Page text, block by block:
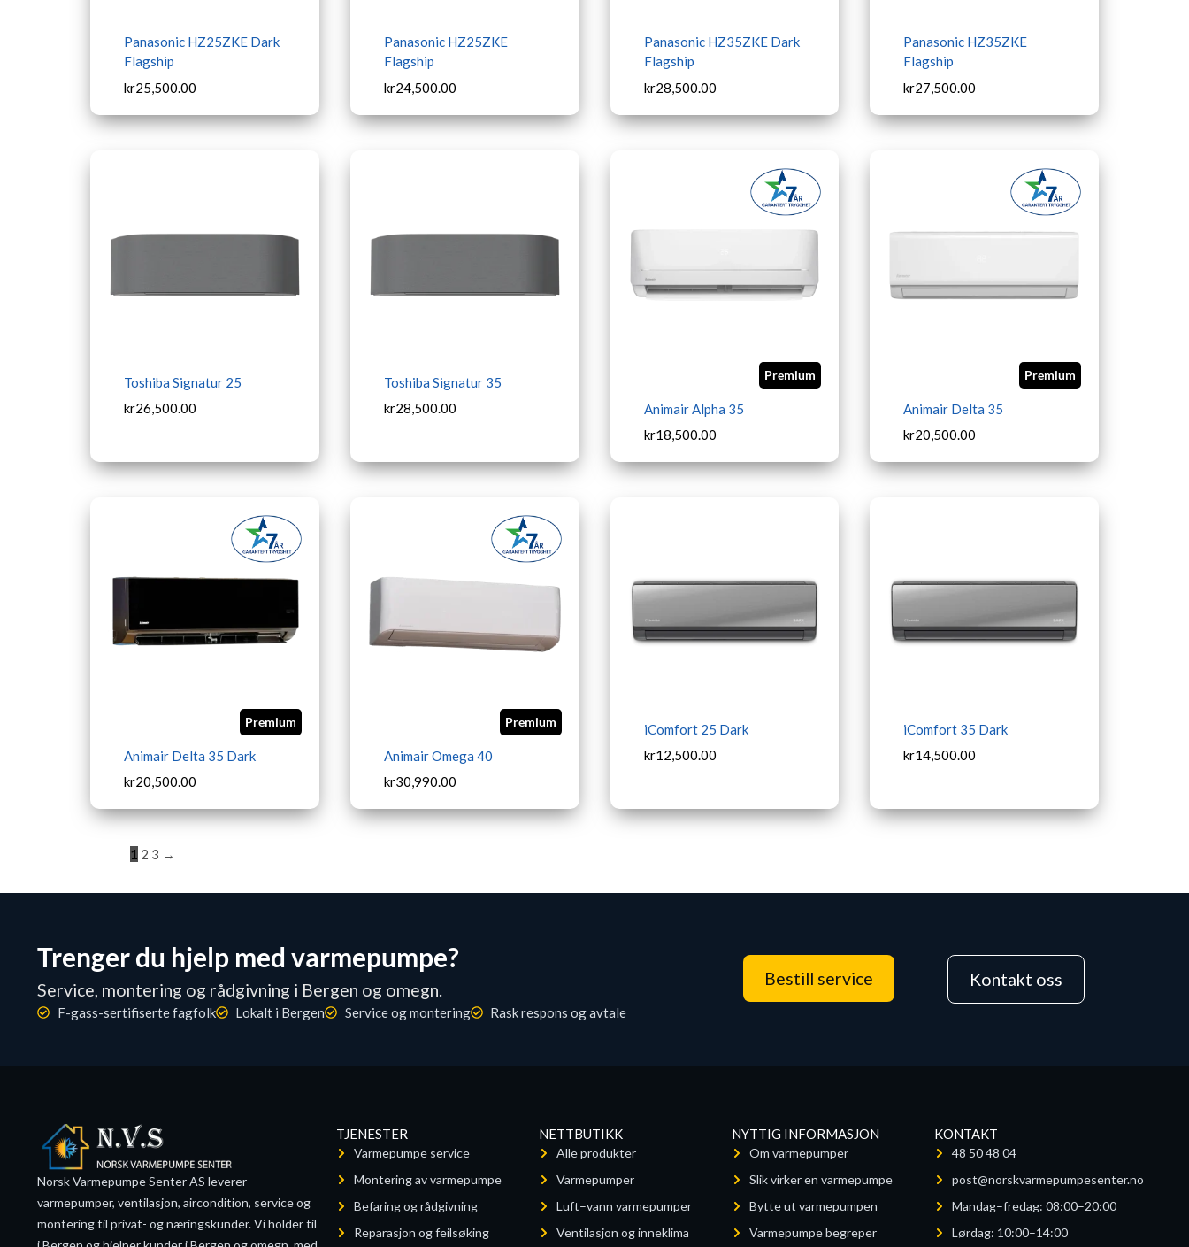
Panasonic HZ25ZKE Dark
Flagship
kr25,500.00
Panasonic HZ25ZKE
Flagship
kr24,500.00
Panasonic HZ35ZKE Dark
Flagship
kr28,500.00
Panasonic HZ35ZKE
Flagship
kr27,500.00
Toshiba Signatur 25
kr26,500.00
Toshiba Signatur 35
kr28,500.00
Premium
Animair Alpha 35
kr18,500.00
Premium
Animair Delta 35
kr20,500.00
Premium
Animair Delta 35 Dark
kr20,500.00
Premium
Animair Omega 40
kr30,990.00
iComfort 25 Dark
kr12,500.00
iComfort 35 Dark
kr14,500.00
1 2 3 →
Trenger du hjelp med varmepumpe?
Service, montering og rådgivning i Bergen og omegn.
F-gass-sertifiserte fagfolk Lokalt i Bergen Service og montering Rask respons og avtale
Bestill service Kontakt oss
Norsk Varmepumpe Senter AS leverer
varmepumper, ventilasjon, aircondition, service og
montering til privat- og næringskunder. Vi holder til
TJENESTER
Varmepumpe service
Montering av varmepumpe
Befaring og rådgivning
Reparasjon og feilsøking
NETTBUTIKK
Alle produkter
Varmepumper
Luft–vann varmepumper
Ventilasjon og inneklima
NYTTIG INFORMASJON
Om varmepumper
Slik virker en varmepumpe
Bytte ut varmepumpen
Varmepumpe begreper
KONTAKT
48 50 48 04
post@norskvarmepumpesenter.no
Mandag–fredag: 08:00–20:00
Lørdag: 10:00–14:00